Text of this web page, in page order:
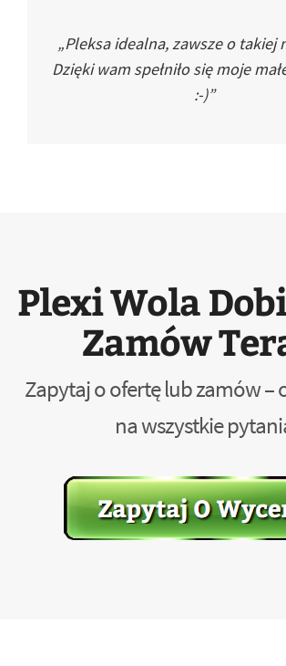
„Pleksa idealna, zawsze o takiej
Dzięki wam spełniło się moje
:-)”
Plexi Wola
Zamów
Zapytaj o ofertę lub zamów –
na wszystkie